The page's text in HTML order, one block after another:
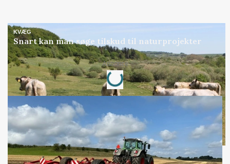
KVÆG
Snart kan man søge tilskud til naturprojekter
Annonce
Loading...